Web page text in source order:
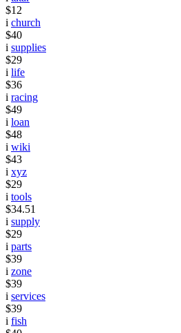
$12
i church
$40
i supplies
$29
i life
$36
i racing
$49
i loan
$48
i wiki
$43
i xyz
$29
i tools
$34.51
i supply
$29
i parts
$39
i zone
$39
i services
$39
i fish